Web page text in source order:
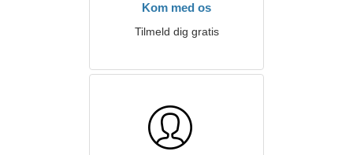
Kom med os
Tilmeld dig gratis